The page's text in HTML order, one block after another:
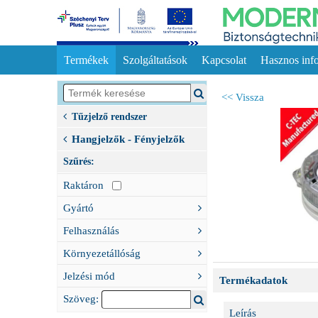
Termékek Szolgáltatások Kapcsolat Hasznos
Tűzjelző rendszer
Hangjelzők - Fényjelzők
Szűrés:
Raktáron
Gyártó
Felhasználás
Környezetállóság
Jelzési mód
Szöveg:
<< Vissza
Termékadatok
Leírás